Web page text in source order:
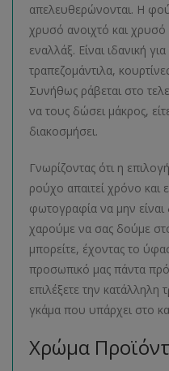
απελευθερώνονται. Η
χρυσό ανοιχτό και
εναλλάξ. Είναι ιδανική
τραπεζομάντιλα,
Συνήθως ράβεται στο
να τους δώσει μάκρος,
διακοσμήσει.
Γνωρίζοντας ότι η
ρούχο απαιτεί χρόνο και
φωτογραφία να μην
χαρούμε να σας δούμε
μπορείτε, έχοντας το
προσωπικό μας πάντα
επιλέξετε την κατάλληλη
γκάμα που υπάρχει στο
Χρώμα